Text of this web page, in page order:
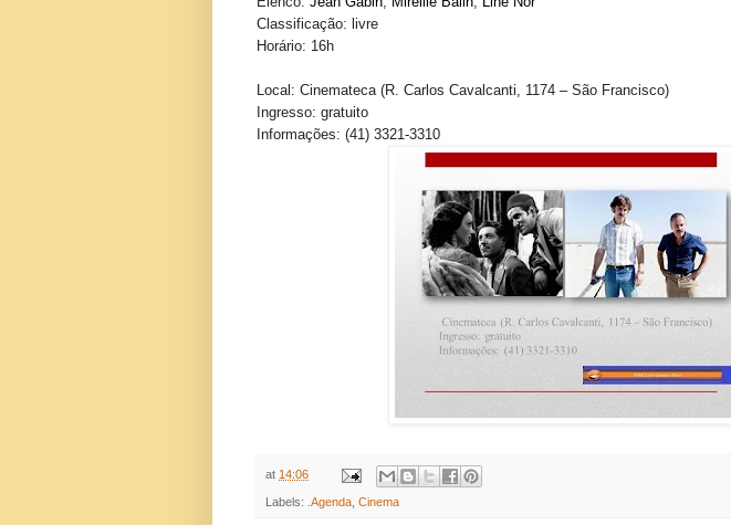
Classificação: livre
Horário: 16h
Local: Cinemateca (R. Carlos Cavalcanti, 1174 – São Francisco)
Ingresso: gratuito
Informações: (41) 3321-3310
at 14:06
Labels: .Agenda Cinema